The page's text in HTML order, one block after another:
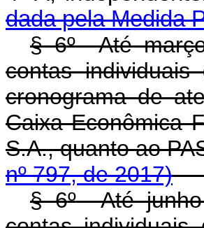
dada pela Medida
§ 6ºAté março
contas
cronograma de
Caixa Econômica
S.A., quanto
nº 797, de 2017)
§ 6ºAté junho